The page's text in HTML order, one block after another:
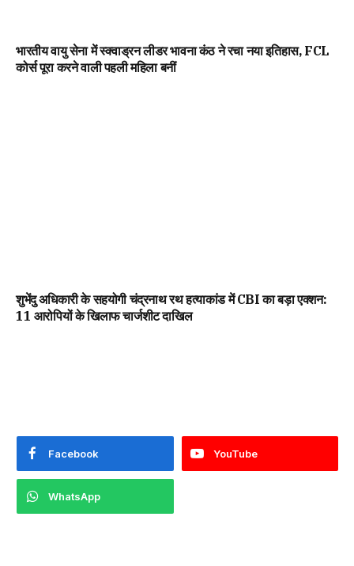
भारतीय वायु सेना में स्क्वाड्रन लीडर भावना कंठ ने रचा नया इतिहास, FCL
कोर्स पूरा करने वाली पहली महिला बनीं
शुभेंदु अधिकारी के सहयोगी चंद्रनाथ रथ हत्याकांड में CBI का बड़ा एक्शन:
11 आरोपियों के खिलाफ चार्जशीट दाखिल
Facebook YouTube
WhatsApp